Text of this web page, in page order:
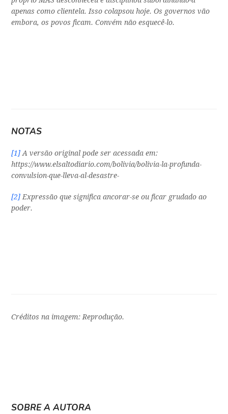
apenas como clientela. Isso colapsou hoje. Os governos vão
embora, os povos ficam. Convém não esquecê-lo.
NOTAS
[1] A versão original pode ser acessada em:
https://www.elsaltodiario.com/bolivia/bolivia-la-profunda-
convulsion-que-lleva-al-desastre-
[2] Expressão que significa ancorar-se ou ficar grudado ao
poder.
Créditos na imagem: Reprodução.
SOBRE A AUTORA